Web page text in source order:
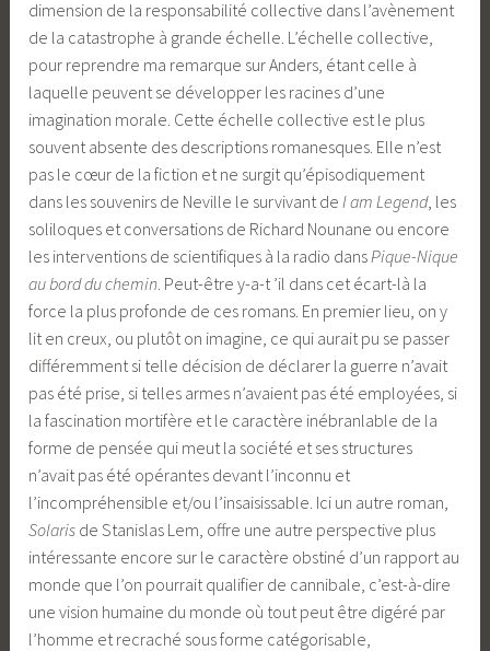
dimension de la responsabilité collective dans l’avènement
de la catastrophe à grande échelle. L’échelle collective,
pour reprendre ma remarque sur Anders, étant celle à
laquelle peuvent se développer les racines d’une
imagination morale. Cette échelle collective est le plus
souvent absente des descriptions romanesques. Elle n’est
pas le cœur de la fiction et ne surgit qu’épisodiquement
dans les souvenirs de Neville le survivant de I am Legend, les
soliloques et conversations de Richard Nounane ou encore
les interventions de scientifiques à la radio dans Pique-Nique
au bord du chemin . Peut-être y-a-t ’il dans cet écart-là la
force la plus profonde de ces romans. En premier lieu, on y
lit en creux, ou plutôt on imagine, ce qui aurait pu se passer
différemment si telle décision de déclarer la guerre n’avait
pas été prise, si telles armes n’avaient pas été employées, si
la fascination mortifère et le caractère inébranlable de la
forme de pensée qui meut la société et ses structures
n’avait pas été opérantes devant l’inconnu et
l’incompréhensible et/ou l’insaisissable. Ici un autre roman,
Solaris de Stanislas Lem, offre une autre perspective plus
intéressante encore sur le caractère obstiné d’un rapport au
monde que l’on pourrait qualifier de cannibale, c’est-à-dire
une vision humaine du monde où tout peut être digéré par
l’homme et recraché sous forme catégorisable,